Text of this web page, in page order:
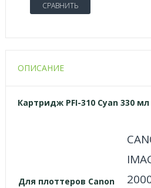
СРАВНИТЬ
ОПИСАНИЕ
Картридж PFI-310 Cyan 330 мл
Для плоттеров Canon